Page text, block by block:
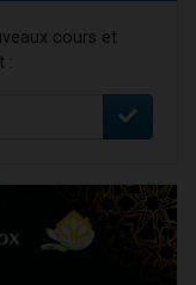
cours et
: